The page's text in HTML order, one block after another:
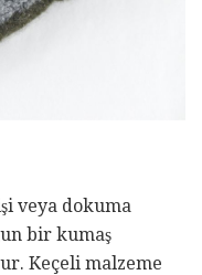
veya dokuma
bir kumaş
Keçeli malzeme